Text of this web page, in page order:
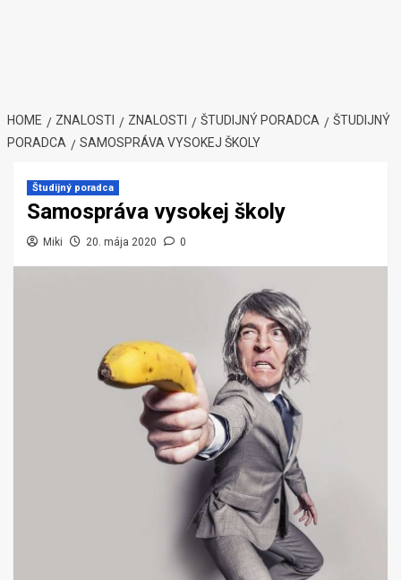
HOME ZNALOSTI ZNALOSTI ŠTUDIJNÝ PORADCA
ŠTUDIJNÝ
PORADCA
SAMOSPRÁVA VYSOKEJ ŠKOLY
Študijný poradca
Samospráva vysokej školy
Miki 20. mája 2020 0